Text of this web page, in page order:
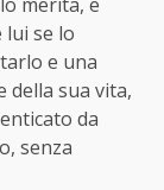
lui se lo
e una
della sua vita,
da
senza